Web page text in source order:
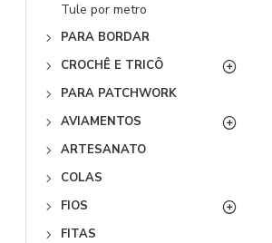
Tule por metro
PARA BORDAR
CROCHÊ E TRICÔ
PARA PATCHWORK
AVIAMENTOS
ARTESANATO
COLAS
FIOS
FITAS